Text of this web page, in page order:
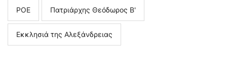
ΡΟΕ Πατριάρχης Θεόδωρος Β'
Εκκλησιά της Αλεξάνδρειας